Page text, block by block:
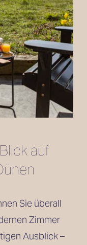
auf
Sie überall
Zimmer
bieten durchweg einen einzigartigen Ausblick –